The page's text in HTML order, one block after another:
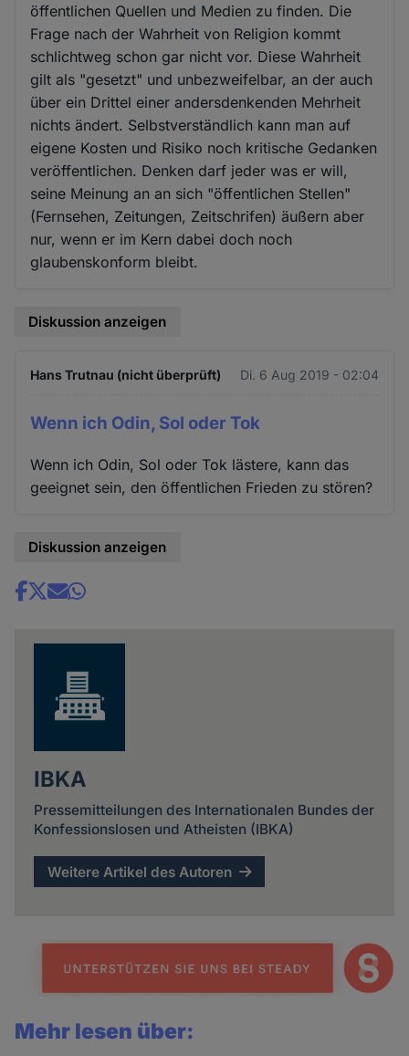
öffentlichen Quellen und Medien zu finden. Die
Frage nach der Wahrheit von Religion kommt
schlichtweg schon gar nicht vor. Diese Wahrheit
gilt als "gesetzt" und unbezweifelbar, an der auch
über ein Drittel einer andersdenkenden Mehrheit
nichts ändert. Selbstverständlich kann man auf
eigene Kosten und Risiko noch kritische Gedanken
veröffentlichen. Denken darf jeder was er will,
seine Meinung an an sich "öffentlichen Stellen"
(Fernsehen, Zeitungen, Zeitschrifen) äußern aber
nur, wenn er im Kern dabei doch noch
glaubenskonform bleibt.
Diskussion anzeigen
Hans Trutnau (nicht überprüft) Di. 6 Aug 2019 - 02:04
Wenn ich Odin, Sol oder Tok
Wenn ich Odin, Sol oder Tok lästere, kann das
geeignet sein, den öffentlichen Frieden zu stören?
Diskussion anzeigen
Share
IBKA
Pressemitteilungen des Internationalen Bundes der
Konfessionslosen und Atheisten (IBKA)
Weitere Artikel des Autoren
Mehr lesen über: